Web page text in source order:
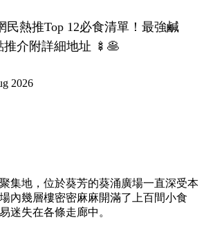
民熱推Top 12必食清單！最強鹹
推介附詳細地址 🍢🥞
2026
集地，位於葵芳的葵涌廣場一直深受本
內幾層樓密密麻麻開滿了上百間小食
迷失在各條走廊中。